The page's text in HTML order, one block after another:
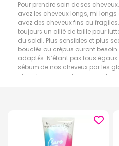
Pour prendre soin de ses
avez les cheveux longs, mi
avez des cheveux fins ou
toujours un allié de taille pour
du soleil. Plus sensibles et plus
bouclés ou crépus auront
adaptés. N’étant pas tous
sébum de nos cheveux par les
chevelu, un soin cheveux peut